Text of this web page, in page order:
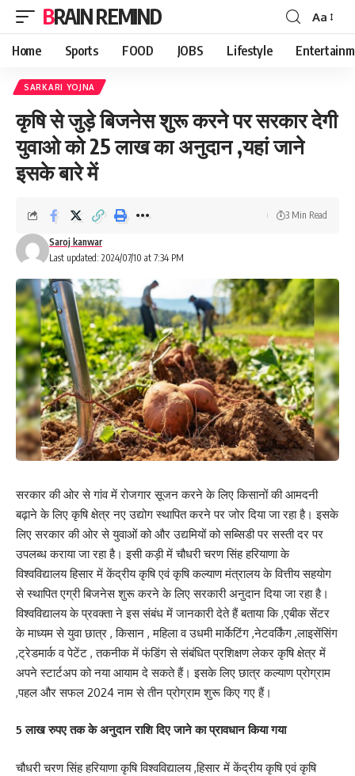
BRAIN REMIND
Font
Resizer
Aa
Home Sports FOOD JOBS Lifestyle
SARKARI YOJNA
कृषि से जुड़े बिजनेस शुरू करने पर सरकार देगी
युवाओ को 25 लाख का अनुदान ,यहां जाने
इसके बारे में
Last updated: 2024/07/10 at 7:34 PM
Saroj kanwar
3 Min Read
सरकार की ओर से गांव में रोजगार सूजन करने के लिए किसानों की आमदनी
बढ़ाने के लिए कृषि क्षेत्र नए उद्योग स्थापित करने पर जोर दिया जा रहा है। इसके
लिए सरकार की ओर से युवाओं को और उद्यमियों को सब्सिडी पर सस्ती दर पर
उपलब्ध कराया जा रहा है। इसी कड़ी में चौधरी चरण सिंह हरियाणा के
विश्वविद्यालय हिसार में केंद्रीय कृषि एवं कृषि कल्याण मंत्रालय के वित्तीय सहयोग
से स्थापित एग्री बिजनेस शुरू करने के लिए सरकारी अनुदान दिया जा रहा है।
विश्वविद्यालय के प्रवक्ता ने इस संबंध में जानकारी देते हैं बताया कि ,एबीक सेंटर
के माध्यम से युवा छात्र , किसान , महिला व उधमी मार्केटिंग ,नेटवर्किंग ,लाइसेंसिंग
,ट्रेडमार्क व पेटेंट , तकनीक में फंडिंग से संबंधित प्रशिक्षण लेकर कृषि क्षेत्र में
अपने स्टार्टअप को नया आयाम दे सकते हैं। इसके लिए छात्र कल्याण प्रोग्राम
,पहल और सफल 2024 नाम से तीन प्रोग्राम शुरू किए गए हैं।
5 लाख रुपए तक के अनुदान राशि दिए जाने का प्रावधान किया गया
चौधरी चरण सिंह हरियाणा कृषि विश्वविद्यालय ,हिसार में केंद्रीय कृषि एवं कृषि